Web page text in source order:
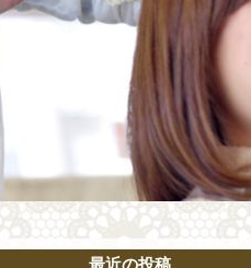
最近の投稿